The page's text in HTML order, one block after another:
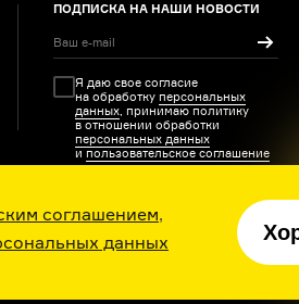
соглашением,
данных
ПОДПИСКА НА НАШИ НОВОСТИ
Я даю свое согласие
на обработку персональных
данных, принимаю политику
в отношении обработки
персональных данных
и пользовательское соглашение
каждый день